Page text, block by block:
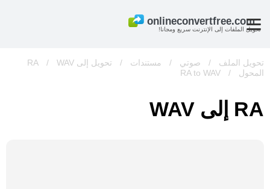
تحويل الملفات إلى الإنترنت سريع ومجانا!
تحويل الملف / صوتي / مستندات / تحويل إلى RA /
WAV
المحول
/
RA to WAV
RA إلى WAV